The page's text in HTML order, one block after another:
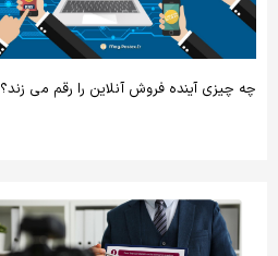
چه چیزی آینده فروش آنلاین را رقم می زند؟